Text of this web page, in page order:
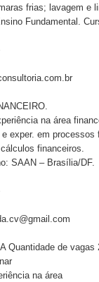
frias; lavagem e
Fundamental.
na área
exper. em
financeiros.
SAAN – Brasília/DF.
Quantidade de vagas
na área